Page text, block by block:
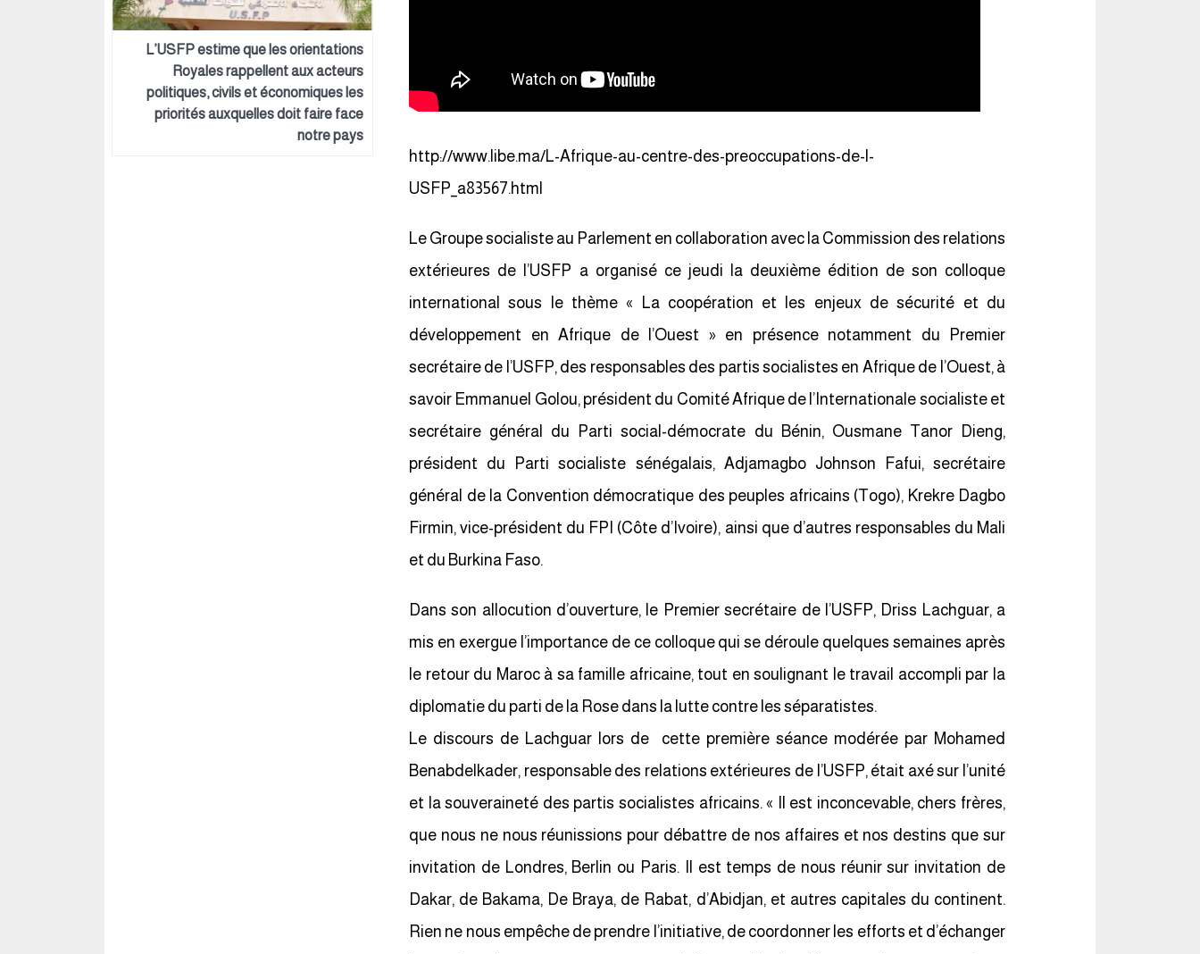
http://www.libe.ma/L-Afrique-au-centre-des-preoccupations-de-l-
USFP_a83567.html
Le Groupe socialiste au Parlement en collaboration avec la Commission des relations
extérieures de l’USFP a organisé ce jeudi la deuxième édition de son colloque
international sous le thème « La coopération et les enjeux de sécurité et du
développement en Afrique de l’Ouest » en présence notamment du Premier
secrétaire de l’USFP, des responsables des partis socialistes en Afrique de l’Ouest, à
savoir Emmanuel Golou, président du Comité Afrique de l’Internationale socialiste et
secrétaire général du Parti social-démocrate du Bénin, Ousmane Tanor Dieng,
président du Parti socialiste sénégalais, Adjamagbo Johnson Fafui, secrétaire
général de la Convention démocratique des peuples africains (Togo), Krekre Dagbo
Firmin, vice-président du FPI (Côte d’Ivoire), ainsi que d’autres responsables du Mali
et du Burkina Faso.
Dans son allocution d’ouverture, le Premier secrétaire de l’USFP, Driss Lachguar, a
mis en exergue l’importance de ce colloque qui se déroule quelques semaines après
le retour du Maroc à sa famille africaine, tout en soulignant le travail accompli par la
diplomatie du parti de la Rose dans la lutte contre les séparatistes.
Le discours de Lachguar lors de cette première séance modérée par Mohamed
Benabdelkader, responsable des relations extérieures de l’USFP, était axé sur l’unité
et la souveraineté des partis socialistes africains. « Il est inconcevable, chers frères,
que nous ne nous réunissions pour débattre de nos affaires et nos destins que sur
invitation de Londres, Berlin ou Paris. Il est temps de nous réunir sur invitation de
Dakar, de Bakama, De Braya, de Rabat, d’Abidjan, et autres capitales du continent.
Rien ne nous empêche de prendre l’initiative, de coordonner les efforts et d’échanger
L’USFP estime que les orientations
Royales rappellent aux acteurs
politiques, civils et économiques les
priorités auxquelles doit faire face
notre pays